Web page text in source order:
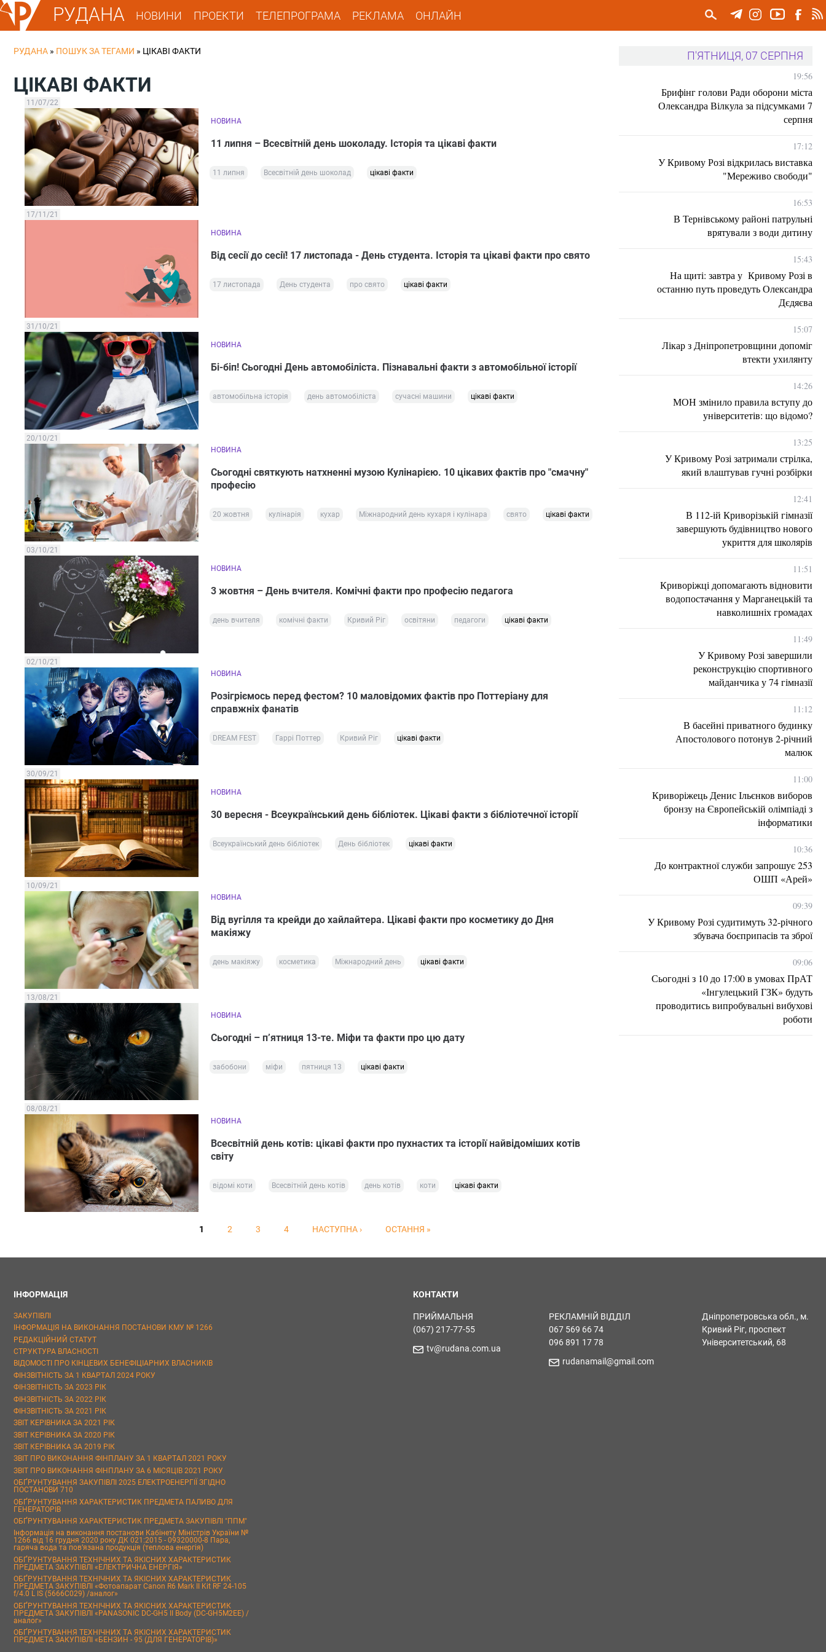
РУДАНА НОВИНИ ПРОЕКТИ ТЕЛЕПРОГРАМА РЕКЛАМА ОНЛАЙН
РУДАНА » ПОШУК ЗА ТЕГАМИ » ЦІКАВІ ФАКТИ
ЦІКАВІ ФАКТИ
11/07/22
НОВИНА
11 липня – Всесвітній день шоколаду. Історія та цікаві факти
11 липня Всесвітній день шоколад цікаві факти
17/11/21
НОВИНА
Від сесії до сесії! 17 листопада - День студента. Історія та цікаві факти про свято
17 листопада День студента про свято цікаві факти
31/10/21
НОВИНА
Бі-біп! Сьогодні День автомобіліста. Пізнавальні факти з автомобільної історії
автомобільна історія день автомобіліста сучасні машини цікаві факти
20/10/21
НОВИНА
Сьогодні святкують натхненні музою Кулінарією. 10 цікавих фактів про "смачну"
професію
20 жовтня кулінарія кухар Міжнародний день кухаря і кулінара свято цікаві факти
03/10/21
НОВИНА
3 жовтня – День вчителя. Комічні факти про професію педагога
день вчителя комічні факти Кривий Ріг освітяни педагоги цікаві факти
02/10/21
НОВИНА
Розігріємось перед фестом? 10 маловідомих фактів про Поттеріану для
справжніх фанатів
DREAM FEST Гаррі Поттер Кривий Ріг цікаві факти
30/09/21
НОВИНА
30 вересня - Всеукраїнський день бібліотек. Цікаві факти з бібліотечної історії
Всеукраїнський день бібліотек День бібліотек цікаві факти
10/09/21
НОВИНА
Від вугілля та крейди до хайлайтера. Цікаві факти про косметику до Дня
макіяжу
день макіяжу косметика Міжнародний день цікаві факти
13/08/21
НОВИНА
Сьогодні – п’ятниця 13-те. Міфи та факти про цю дату
забобони міфи пятниця 13 цікаві факти
08/08/21
НОВИНА
Всесвітній день котів: цікаві факти про пухнастих та історії найвідоміших котів
світу
відомі коти Всесвітній день котів день котів коти цікаві факти
1 2 3 4 НАСТУПНА › ОСТАННЯ »
П'ЯТНИЦЯ, 07 СЕРПНЯ
19:56
Брифінг голови Ради оборони міста
Олександра Вілкула за підсумками 7
серпня
17:12
У Кривому Розі відкрилась виставка
"Мереживо свободи"
16:53
В Тернівському районі патрульні
врятували з води дитину
15:43
На щиті: завтра у Кривому Розі в
останню путь проведуть Олександра
Дєдяєва
15:07
Лікар з Дніпропетровщини допоміг
втекти ухилянту
14:26
МОН змінило правила вступу до
університетів: що відомо?
13:25
У Кривому Розі затримали стрілка,
який влаштував гучні розбірки
12:41
В 112-ій Криворізькій гімназії
завершують будівництво нового
укриття для школярів
11:51
Криворіжці допомагають відновити
водопостачання у Марганецькій та
навколишніх громадах
11:49
У Кривому Розі завершили
реконструкцію спортивного
майданчика у 74 гімназії
11:12
В басейні приватного будинку
Апостолового потонув 2-річний
малюк
11:00
Криворіжець Денис Ільєнков виборов
бронзу на Європейській олімпіаді з
інформатики
10:36
До контрактної служби запрошує 253
ОШП «Арей»
09:39
У Кривому Розі судитимуть 32-річного
збувача боєприпасів та зброї
09:06
Сьогодні з 10 до 17:00 в умовах ПрАТ
«Інгулецький ГЗК» будуть
проводитись випробувальні вибухові
роботи
ІНФОРМАЦІЯ
ЗАКУПІВЛІ
ІНФОРМАЦІЯ НА ВИКОНАННЯ ПОСТАНОВИ КМУ № 1266
РЕДАКЦІЙНИЙ СТАТУТ
СТРУКТУРА ВЛАСНОСТІ
ВІДОМОСТІ ПРО КІНЦЕВИХ БЕНЕФІЦІАРНИХ ВЛАСНИКІВ
ФІНЗВІТНІСТЬ ЗА 1 КВАРТАЛ 2024 РОКУ
ФІНЗВІТНІСТЬ ЗА 2023 РІК
ФІНЗВІТНІСТЬ ЗА 2022 РІК
ФІНЗВІТНІСТЬ ЗА 2021 РІК
ЗВІТ КЕРІВНИКА ЗА 2021 РІК
ЗВІТ КЕРІВНИКА ЗА 2020 РІК
ЗВІТ КЕРІВНИКА ЗА 2019 РІК
ЗВІТ ПРО ВИКОНАННЯ ФІНПЛАНУ ЗА 1 КВАРТАЛ 2021 РОКУ
ЗВІТ ПРО ВИКОНАННЯ ФІНПЛАНУ ЗА 6 МІСЯЦІВ 2021 РОКУ
ОБҐРУНТУВАННЯ ЗАКУПІВЛІ 2025 ЕЛЕКТРОЕНЕРГІЇ ЗГІДНО
ПОСТАНОВИ 710
ОБҐРУНТУВАННЯ ХАРАКТЕРИСТИК ПРЕДМЕТА ПАЛИВО ДЛЯ
ГЕНЕРАТОРІВ
ОБҐРУНТУВАННЯ ХАРАКТЕРИСТИК ПРЕДМЕТА ЗАКУПІВЛІ "ППМ"
Інформація на виконання постанови Кабінету Міністрів України №
1266 від 16 грудня 2020 року ДК 021:2015 - 09320000-8 Пара,
гаряча вода та пов’язана продукція (теплова енергія)
ОБҐРУНТУВАННЯ ТЕХНІЧНИХ ТА ЯКІСНИХ ХАРАКТЕРИСТИК
ПРЕДМЕТА ЗАКУПІВЛІ «ЕЛЕКТРИЧНА ЕНЕРГІЯ»
ОБҐРУНТУВАННЯ ТЕХНІЧНИХ ТА ЯКІСНИХ ХАРАКТЕРИСТИК
ПРЕДМЕТА ЗАКУПІВЛІ «Фотоапарат Canon R6 Mark II Kit RF 24-105
f/4.0 L IS (5666C029) /аналог»
ОБҐРУНТУВАННЯ ТЕХНІЧНИХ ТА ЯКІСНИХ ХАРАКТЕРИСТИК
ПРЕДМЕТА ЗАКУПІВЛІ «PANASONIC DC-GH5 II Body (DC-GH5M2EE) /
аналог»
ОБҐРУНТУВАННЯ ТЕХНІЧНИХ ТА ЯКІСНИХ ХАРАКТЕРИСТИК
ПРЕДМЕТА ЗАКУПІВЛІ «БЕНЗИН - 95 (ДЛЯ ГЕНЕРАТОРІВ)»
КОНТАКТИ
ПРИЙМАЛЬНЯ
(067) 217-77-55
tv@rudana.com.ua
РЕКЛАМНІЙ ВІДДІЛ
067 569 66 74
096 891 17 78
rudanamail@gmail.com
Дніпропетровська обл., м.
Кривий Ріг, проспект
Університетський, 68